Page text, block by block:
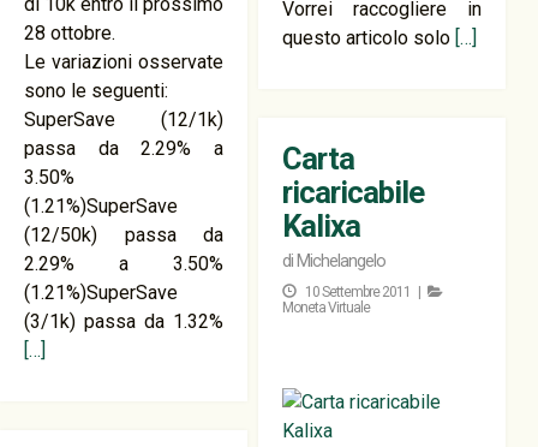
Vorrei raccogliere in
questo articolo solo […]
28 ottobre.
Le variazioni osservate
sono le seguenti:
SuperSave (12/1k)
passa da 2.29% a
3.50%
(1.21%)SuperSave
(12/50k) passa da
2.29% a 3.50%
(1.21%)SuperSave
(3/1k) passa da 1.32%
[…]
Carta
ricaricabile
Kalixa
di Michelangelo
10 Settembre 2011 |
Moneta Virtuale